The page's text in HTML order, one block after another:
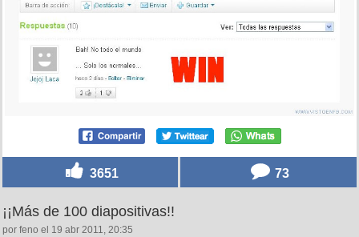
3651 73
¡¡Más de 100 diapositivas!!
por feno el 19 abr 2011, 20:35